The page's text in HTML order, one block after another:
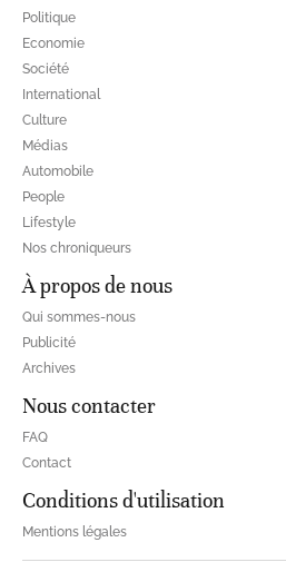
Politique
Economie
Société
International
Culture
Médias
Automobile
People
Lifestyle
Nos chroniqueurs
À propos de nous
Qui sommes-nous
Publicité
Archives
Nous contacter
FAQ
Contact
Conditions d'utilisation
Mentions légales